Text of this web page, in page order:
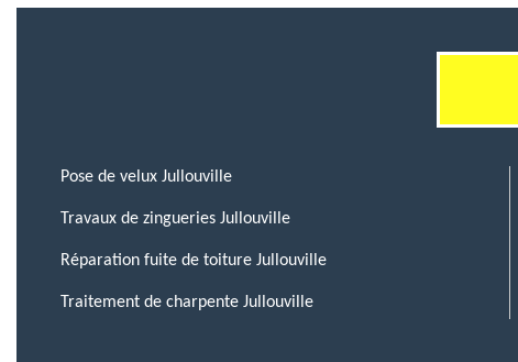
Pose de velux Jullouville
Travaux de zingueries Jullouville
Réparation fuite de toiture Jullouville
Traitement de charpente Jullouville